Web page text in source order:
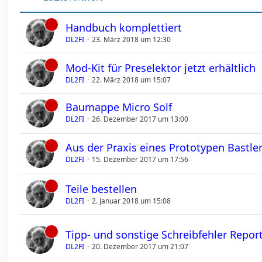
Handbuch komplettiert
DL2FI 23. März 2018 um 12:30
Mod-Kit für Preselektor jetzt erhältlich
DL2FI 22. März 2018 um 15:07
Baumappe Micro Solf
DL2FI 26. Dezember 2017 um 13:00
Aus der Praxis eines Prototypen
DL2FI 15. Dezember 2017 um 17:56
Teile bestellen
DL2FI 2. Januar 2018 um 15:08
Tipp- und sonstige Schreibfehler
DL2FI 20. Dezember 2017 um 21:07